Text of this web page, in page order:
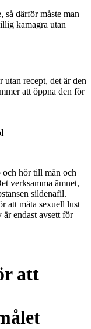
så därför måste man
kamagra utan
utan recept, det är den
att öppna den för
hör till män och
verksamma ämnet,
sildenafil.
att mäta sexuell lust
endast avsett för
att